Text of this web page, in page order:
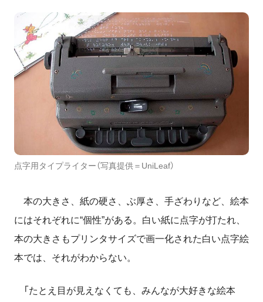
点字用タイプライター（写真提供＝UniLeaf）
本の大きさ、紙の硬さ、ぶ厚さ、手ざわりなど、絵本
にはそれぞれに“個性”がある。白い紙に点字が打たれ、
本の大きさもプリンタサイズで画一化された白い点字絵
本では、それがわからない。
「たとえ目が見えなくても、みんなが大好きな絵本